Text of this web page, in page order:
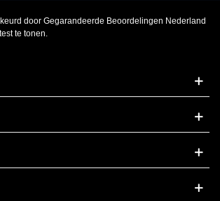
door Gegarandeerde Beoordelingen Nederland
te tonen.